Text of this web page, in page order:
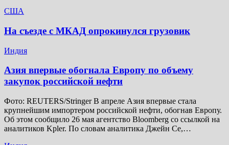
США
На съезде с МКАД опрокинулся грузовик
Индия
Азия впервые обогнала Европу по объему
закупок российской нефти
Фото: REUTERS/Stringer В апреле Азия впервые стала
крупнейшим импортером российской нефти, обогнав Европу.
Об этом сообщило 26 мая агентство Bloomberg со ссылкой на
аналитиков Kpler. По словам аналитика Джейн Се,…